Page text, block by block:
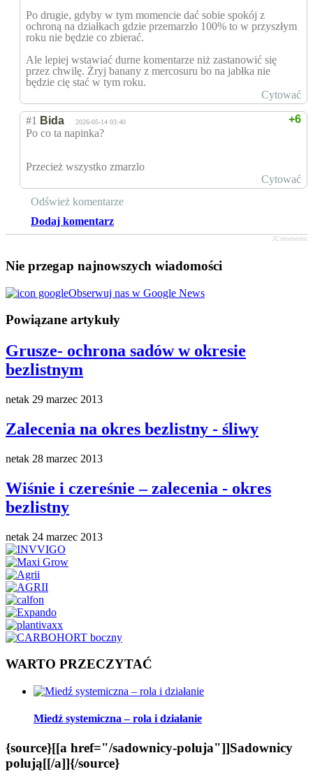
Po drugie, gdyby w tym momencie dać sobie spokój z
ochroną na działkach gdzie przemarzło 100% to w przyszłym
roku nie będzie co zbierać.
Ale lepiej wstawiać durne komentarze niż zastanowić się
przez chwilę. Żryj banany z mercosuru bo na jabłka nie
będzie cię stać w tym roku.
Cytować
+6
#1 Bida 2026-05-14 03:40
Po co ta napinka?
Przecież wszystko zmarzlo
Cytować
Odśwież komentarze
Dodaj komentarz
JComments
Nie przegap najnowszych wiadomości
Obserwuj nas w Google News
Powiązane artykuły
Grusze- ochrona sadów w okresie
bezlistnym
netak 29 marzec 2013
Zalecenia na okres bezlistny - śliwy
netak 28 marzec 2013
Wiśnie i czereśnie – zalecenia - okres
bezlistny
netak 24 marzec 2013
WARTO PRZECZYTAĆ
Miedź systemiczna – rola i działanie
{source}[[a href="/sadownicy-poluja"]]Sadownicy
polują[[/a]]{/source}